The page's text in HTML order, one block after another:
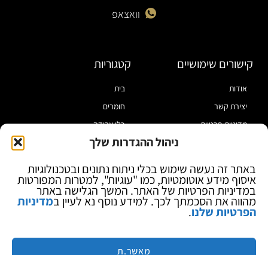
ניהול ההגדרות שלך
באתר זה נעשה שימוש בכלי ניתוח נתונים ובטכנולוגיות
איסוף מידע אוטומטיות, כמו "עוגיות", למטרות המפורטות
במדיניות הפרטיות של האתר. המשך הגלישה באתר
מהווה את הסכמתך לכך. למידע נוסף נא לעיין במדיניות
הפרטיות שלנו.
מאשר.ת
וואצאפ
קישורים שימושיים
אודות
יצירת קשר
מדיניות פרטיות
בלוג
קטגוריות
בית
חומרים
כלי עבודה
מוצרי הלחמה
ספקי כח ומודדים
ציוד אופטי להגדלה
מותגים